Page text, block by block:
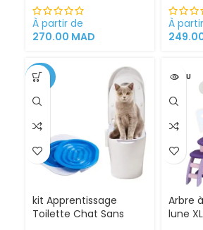
Cystite régime
médicalisé
À partir de
270.00 MAD
et
À
-34%
kit Apprentissage
Toilette Chat Sans
VENDU
Arbre
lune